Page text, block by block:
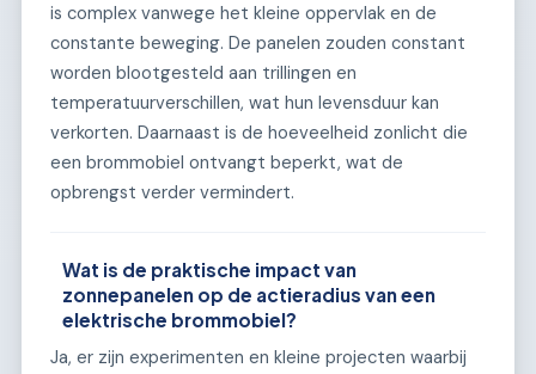
is complex vanwege het kleine oppervlak en de
constante beweging. De panelen zouden constant
worden blootgesteld aan trillingen en
temperatuurverschillen, wat hun levensduur kan
verkorten. Daarnaast is de hoeveelheid zonlicht die
een brommobiel ontvangt beperkt, wat de
opbrengst verder vermindert.
Wat is de praktische impact van
zonnepanelen op de actieradius van een
elektrische brommobiel?
Ja, er zijn experimenten en kleine projecten waarbij